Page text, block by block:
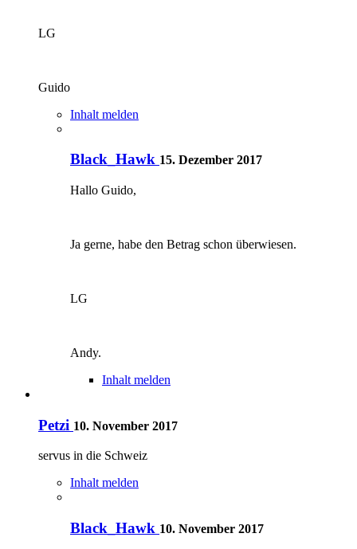
LG
Guido
Inhalt melden
Black_Hawk 15. Dezember 2017
Hallo Guido,
Ja gerne, habe den Betrag schon überwiesen.
LG
Andy.
Inhalt melden
Petzi 10. November 2017
servus in die Schweiz
Inhalt melden
Black_Hawk 10. November 2017